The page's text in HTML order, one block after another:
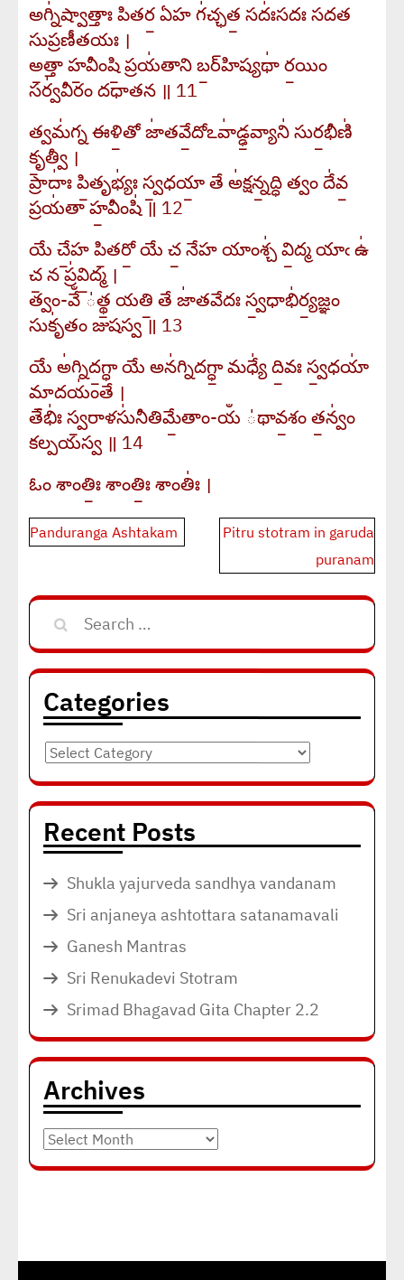
అగ్ని॑ష్వాత్తాః పితర॒ ఏహ గ॑చ్ఛత॒ సదః॑సదః సదత
సుప్రణీతయః ।
అ॒త్తా హ॒వీంషి॒ ప్రయ॑తాని బ॒ర్​హిష్యథా॑ ర॒యిం
సర్వ॑వీరం దధాతన ॥ 11
త్వమ॑గ్న ఈళి॒తో జా॑తవే॒దోఽవా॑డ్ఢ॒వ్యాని॑ సుర॒భీణి॑
కృ॒త్వీ ।
ప్రాదాః॑ పి॒తృభ్యః॑ స్వ॒ధయా॒ తే అ॑క్షన్న॒ద్ధి త్వం దే॑వ॒
ప్రయ॑తా హ॒వీంషి॑ ॥ 12
యే చే॒హ పి॒తరో॒ యే చ॒ నేహ యాం‍శ్చ॑ వి॒ద్మ యాఁ ఉ॑
చ॒ న ప్ర॑వి॒ద్మ ।
త్వం-వేఀ ॑త్థ॒ యతి॒ తే జా॑తవేదః స్వ॒ధాభి॑ర్య॒జ్ఞం
సుకృ॑తం జుషస్వ ॥ 13
యే అ॑గ్నిద॒గ్ధా యే అన॑గ్నిదగ్ధా॒ మధ్యే॑ ది॒వః స్వ॒ధయా॑
మా॒దయం॑తే ।
తేభిః॑ స్వ॒రాళసు॑నీతిమే॒తాం-యఀ ॑థావ॒శం త॒న్వం॑
కల్పయస్వ ॥ 14
ఓం శాంతిః॒ శాంతిః॒ శాంతిః॑ ।
Post
navigation
Panduranga Ashtakam
Pitru stotram in garuda
puranam
Search
for:
Categories
Categories
Recent Posts
Shukla yajurveda sandhya vandanam
Sri anjaneya ashtottara satanamavali
Ganesh Mantras
Sri Renukadevi Stotram
Srimad Bhagavad Gita Chapter 2.2
Archives
Archives